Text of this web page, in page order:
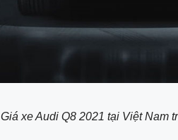
Giá xe Audi Q8 2021 tại Việt Nam